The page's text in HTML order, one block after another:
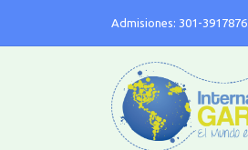
Admisiones: 301-3917876